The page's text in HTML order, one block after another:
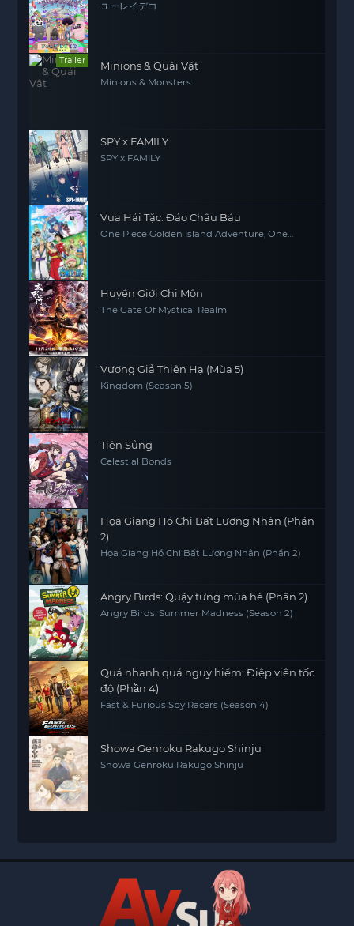
ユーレイデコ
Trailer Minions & Quái Vật
Minions & Monsters
SPY x FAMILY
SPY x FAMILY
Vua Hải Tặc: Đảo Châu Báu
One Piece Golden Island Adventure, One
Huyền Giới Chi Môn
The Gate Of Mystical Realm
Vương Giả Thiên Hạ (Mùa 5)
Kingdom (Season 5)
Tiên Sủng
Celestial Bonds
Họa Giang Hồ Chi Bất Lương Nhân (Phần
2)
Họa Giang Hồ Chi Bất Lương Nhân (Phần 2)
Angry Birds: Quậy tưng mùa hè (Phần 2)
Angry Birds: Summer Madness (Season 2)
Quá nhanh quá nguy hiểm: Điệp viên tốc
độ (Phần 4)
Fast & Furious Spy Racers (Season 4)
Showa Genroku Rakugo Shinju
Showa Genroku Rakugo Shinju